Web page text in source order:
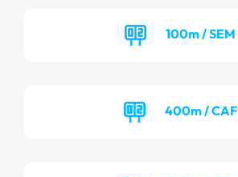
100m / SEM
400m / CAF